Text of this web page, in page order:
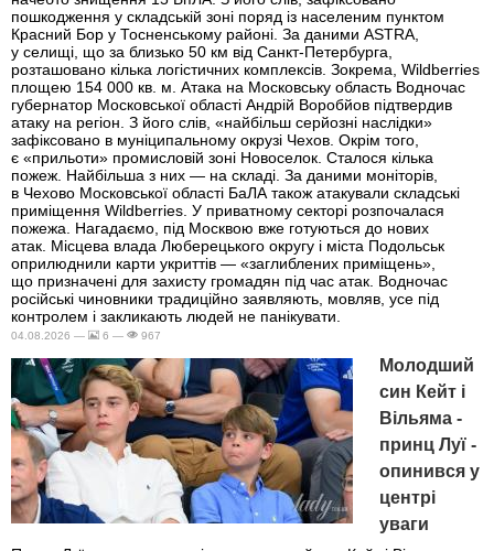
пошкодження у складській зоні поряд із населеним пунктом
Красний Бор у Тосненському районі. За даними ASTRA,
у селищі, що за близько 50 км від Санкт-Петербурга,
розташовано кілька логістичних комплексів. Зокрема, Wildberries
площею 154 000 кв. м. Атака на Московську область Водночас
губернатор Московської області Андрій Воробйов підтвердив
атаку на регіон. З його слів, «найбільш серйозні наслідки»
зафіксовано в муніципальному окрузі Чехов. Окрім того,
є «прильоти» промисловій зоні Новоселок. Сталося кілька
пожеж. Найбільша з них — на складі. За даними моніторів,
в Чехово Московської області БаЛА також атакували складські
приміщення Wildberries. У приватному секторі розпочалася
пожежа. Нагадаємо, під Москвою вже готуються до нових
атак. Місцева влада Люберецького округу і міста Подольськ
оприлюднили карти укриттів — «заглиблених приміщень»,
що призначені для захисту громадян під час атак. Водночас
російські чиновники традиційно заявляють, мовляв, усе під
контролем і закликають людей не панікувати.
04.08.2026 — 6 — 967
Молодший
син Кейт і
Вільяма -
принц Луї -
опинився у
центрі
уваги